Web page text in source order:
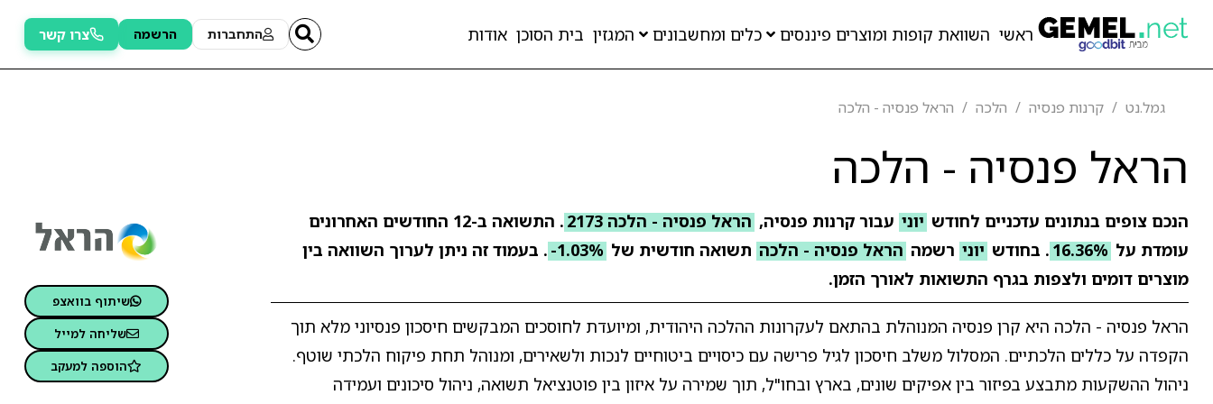
ראשי השוואת קופות ומוצרים פיננסים כלים ומחשבונים המגזין בית הסוכן אודות התחברות הרשמה צרו קשר
גמל.נט קרנות פנסיה הלכה הראל פנסיה - הלכה
הראל פנסיה - הלכה
הנכם צופים בנתונים עדכניים לחודש יוני עבור קרנות פנסיה, הראל פנסיה - הלכה 2173
. התשואה ב-12 החודשים האחרונים
עומדת על 16.36% . בחודש יוני רשמה הראל פנסיה - הלכה תשואה חודשית של -1.03% . בעמוד זה ניתן לערוך השוואה בין
מוצרים דומים ולצפות בגרף התשואות לאורך הזמן.
הראל פנסיה - הלכה היא קרן פנסיה המנוהלת בהתאם לעקרונות ההלכה היהודית, ומיועדת לחוסכים המבקשים חיסכון פנסיוני מלא תוך
הקפדה על כללים הלכתיים. המסלול משלב חיסכון לגיל פרישה עם כיסויים ביטוחיים לנכות ולשאירים, ומנוהל תחת פיקוח הלכתי שוטף.
ניהול ההשקעות מתבצע בפיזור בין אפיקים שונים, בארץ ובחו"ל, תוך שמירה על איזון בין פוטנציאל תשואה, ניהול סיכונים ועמידה
שיתוף בוואצפ
שליחה למייל
הוספה למעקב